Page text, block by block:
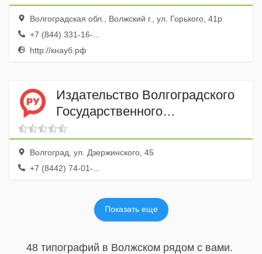
Волгоградская обл., Волжский г., ул. Горького, 41р
+7 (844) 331-16-...
http://кнауб.рф
Издательство Волгоградского
Государственного
медицинского университета
Волгоград, ул. Дзержинского, 45
+7 (8442) 74-01-...
Показать еще
48 типографий в Волжском рядом с вами.